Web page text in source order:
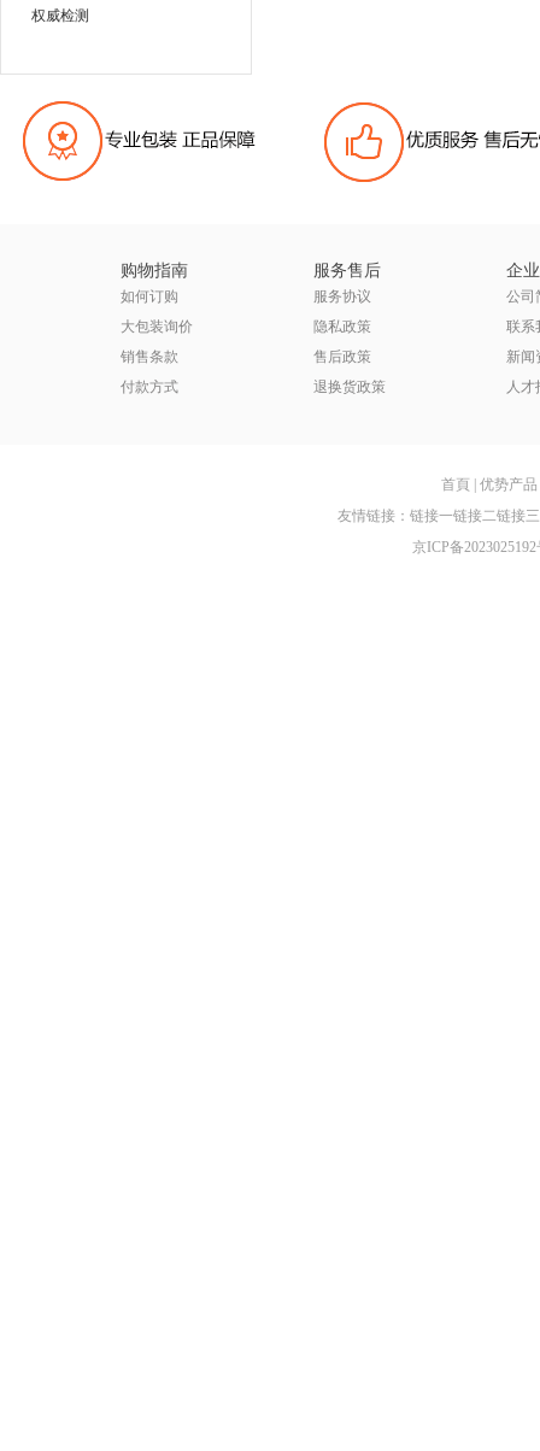
权威检测
购物指南
如何订购
大包装询价
销售条款
付款方式
服务售后
服务协议
隐私政策
售后政策
退换货政策
企
公司
联系
新闻
人才
首頁 优势产品
友情链接： 链接一链接二链接三
京ICP备